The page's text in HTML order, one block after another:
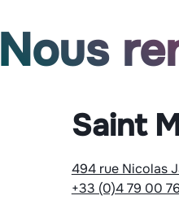
Nous
Saint
494 rue Nicolas
+33 (0)4 79 00